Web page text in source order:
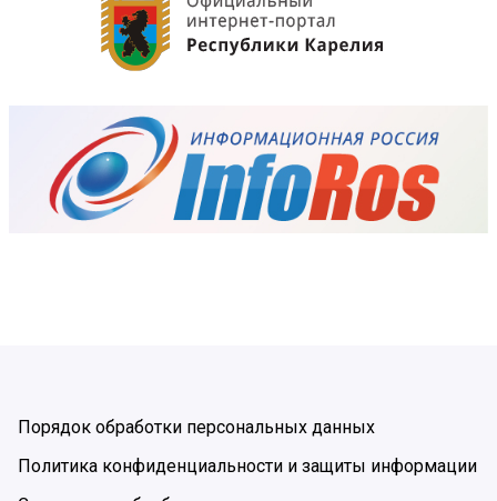
Порядок обработки персональных данных
Политика конфиденциальности и защиты информации